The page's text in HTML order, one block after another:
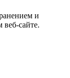
и
сайте.